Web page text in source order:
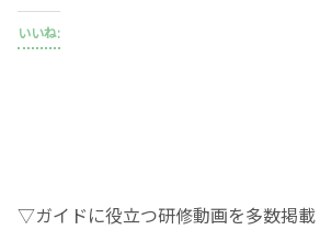
いいね:
▽ガイドに役立つ研修動画を多数掲載